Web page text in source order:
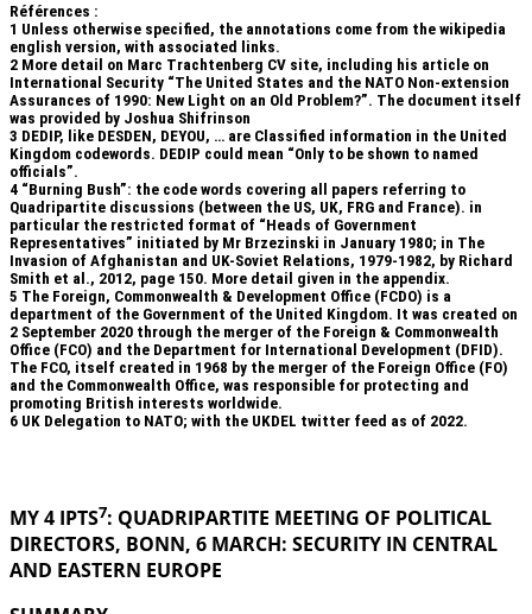
Références :
1 Unless otherwise specified, the annotations come from the wikipedia
english version, with associated links.
2 More detail on Marc Trachtenberg CV site, including his article on
International Security “The United States and the NATO Non-extension
Assurances of 1990: New Light on an Old Problem?”. The document itself
was provided by Joshua Shifrinson
3 DEDIP, like DESDEN, DEYOU, … are Classified information in the United
Kingdom codewords. DEDIP could mean “Only to be shown to named
officials”.
4 “Burning Bush”: the code words covering all papers referring to
Quadripartite discussions (between the US, UK, FRG and France). in
particular the restricted format of “Heads of Government
Representatives” initiated by Mr Brzezinski in January 1980; in The
Invasion of Afghanistan and UK-Soviet Relations, 1979-1982, by Richard
Smith et al., 2012, page 150. More detail given in the appendix.
5 The Foreign, Commonwealth & Development Office (FCDO) is a
department of the Government of the United Kingdom. It was created on
2 September 2020 through the merger of the Foreign & Commonwealth
Office (FCO) and the Department for International Development (DFID).
The FCO, itself created in 1968 by the merger of the Foreign Office (FO)
and the Commonwealth Office, was responsible for protecting and
promoting British interests worldwide.
6 UK Delegation to NATO; with the UKDEL twitter feed as of 2022.
MY 4 IPTS7: QUADRIPARTITE MEETING OF POLITICAL
DIRECTORS, BONN, 6 MARCH: SECURITY IN CENTRAL
AND EASTERN EUROPE